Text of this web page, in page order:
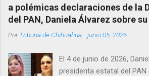
autoridades tuvieron que
Estrada, quien se
un médico reconocido en
a polémicas declaraciones de la
del PAN, Daniela Álvarez sobre
PorTribuna de Chihuahua -junio 05, 2026
El 4 de junio de 2026,
presidenta estatal del PAN